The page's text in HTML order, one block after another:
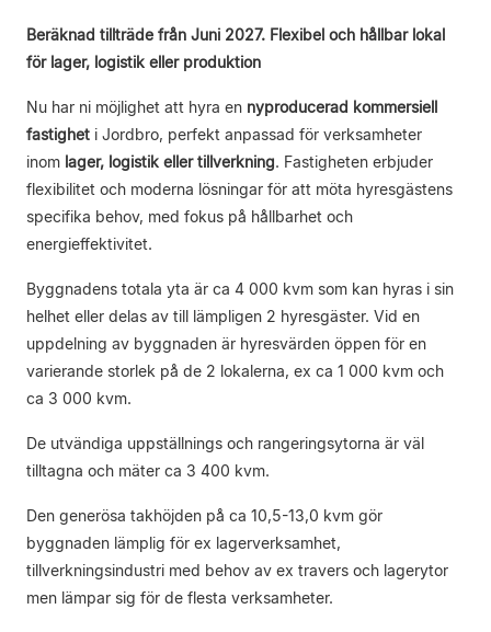
Beräknad tillträde från Juni 2027. Flexibel och hållbar lokal
för lager, logistik eller produktion
Nu har ni möjlighet att hyra en nyproducerad kommersiell
fastighet i Jordbro, perfekt anpassad för verksamheter
inom lager, logistik eller tillverkning. Fastigheten erbjuder
flexibilitet och moderna lösningar för att möta hyresgästens
specifika behov, med fokus på hållbarhet och
energieffektivitet.
Byggnadens totala yta är ca 4 000 kvm som kan hyras i sin
helhet eller delas av till lämpligen 2 hyresgäster. Vid en
uppdelning av byggnaden är hyresvärden öppen för en
varierande storlek på de 2 lokalerna, ex ca 1 000 kvm och
ca 3 000 kvm.
De utvändiga uppställnings och rangeringsytorna är väl
tilltagna och mäter ca 3 400 kvm.
Den generösa takhöjden på ca 10,5-13,0 kvm gör
byggnaden lämplig för ex lagerverksamhet,
tillverkningsindustri med behov av ex travers och lagerytor
men lämpar sig för de flesta verksamheter.